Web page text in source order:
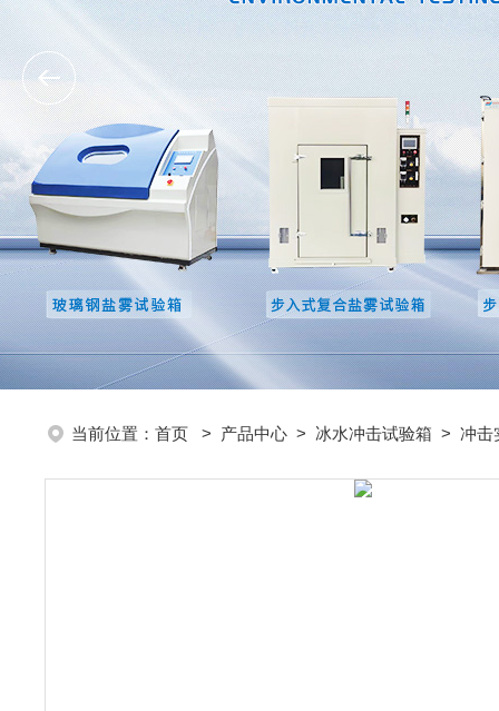
当前位置： 首页 > 产品中心 > 冰水冲击试验箱 > 冲击